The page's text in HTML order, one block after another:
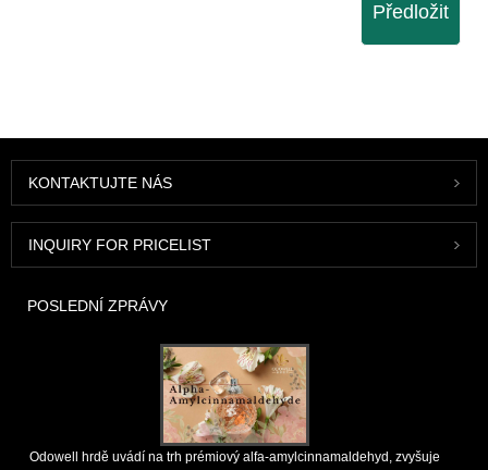
Předložit
KONTAKTUJTE NÁS
INQUIRY FOR PRICELIST
POSLEDNÍ ZPRÁVY
Odowell hrdě uvádí na trh prémiový alfa-amylcinnamaldehyd, zvyšuje